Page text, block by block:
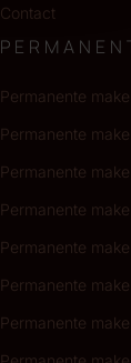
Contact
Permanente
Permanente
Permanente
Permanente
Permanente
Permanente
Permanente